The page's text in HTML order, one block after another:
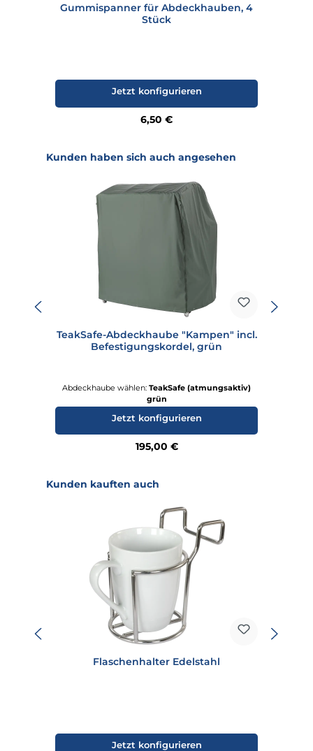
Gummispanner für Abdeckhauben, 4
Stück
Regulärer Preis:
6,50 €
Jetzt konfigurieren
Produktgalerie überspringen
Kunden haben sich auch angesehen
TeakSafe-Abdeckhaube "Kampen" incl.
Befestigungskordel, grün
Abdeckhaube wählen: TeakSafe (atmungsaktiv)
grün
Regulärer Preis:
195,00 €
Jetzt konfigurieren
Produktgalerie überspringen
Kunden kauften auch
Flaschenhalter Edelstahl
Jetzt konfigurieren